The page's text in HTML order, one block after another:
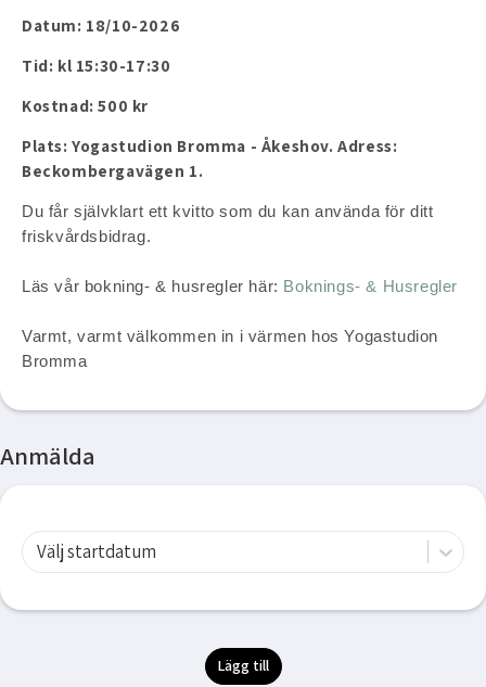
Datum: 18/10-2026
Tid: kl 15:30-17:30
Kostnad: 500 kr
Plats: Yogastudion Bromma - Åkeshov. Adress:
Beckombergavägen 1.
Du får självklart ett kvitto som du kan använda för ditt
friskvårdsbidrag.
Läs vår bokning- & husregler här: Boknings- & Husregler
Varmt, varmt välkommen in i värmen hos Yogastudion
Bromma
Anmälda
Välj startdatum
Lägg till